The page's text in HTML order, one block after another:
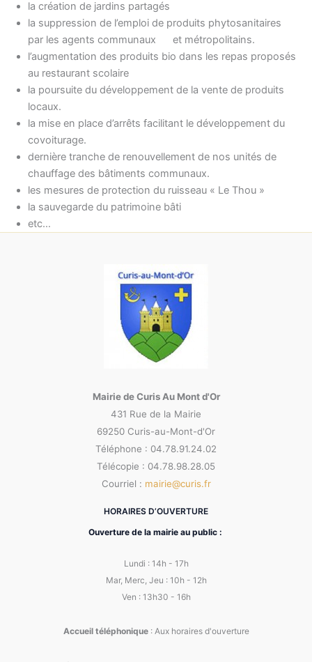
la création de jardins partagés
la suppression de l’emploi de produits phytosanitaires
par les agents communaux et métropolitains.
l’augmentation des produits bio dans les repas proposés
au restaurant scolaire
la poursuite du développement de la vente de produits
locaux.
la mise en place d’arrêts facilitant le développement du
covoiturage.
dernière tranche de renouvellement de nos unités de
chauffage des bâtiments communaux.
les mesures de protection du ruisseau « Le Thou »
la sauvegarde du patrimoine bâti
etc…
Mairie de Curis Au Mont d'Or
431 Rue de la Mairie
69250 Curis-au-Mont-d'Or
Téléphone : 04.78.91.24.02
Télécopie : 04.78.98.28.05
Courriel : mairie@curis.fr
HORAIRES D’OUVERTURE
Ouverture de la mairie au public :
Lundi : 14h - 17h
Mar, Merc, Jeu : 10h - 12h
Ven : 13h30 - 16h
Accueil téléphonique: Aux horaires d'ouverture